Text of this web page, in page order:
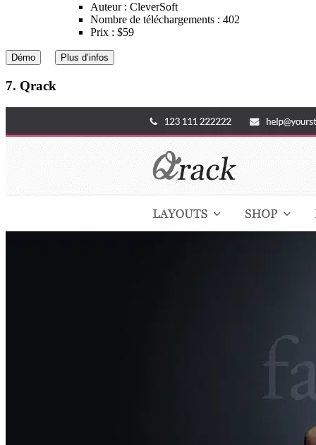
Auteur : CleverSoft
Nombre de téléchargements : 402
Prix : $59
Démo Plus d’infos
7. Qrack